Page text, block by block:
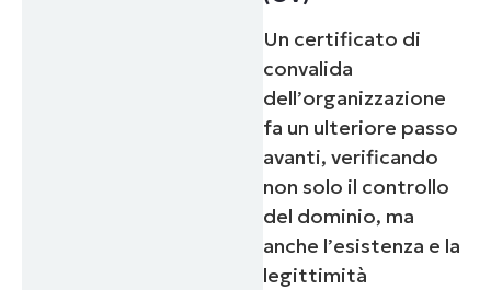
Un certificato di
convalida
dell’organizzazione
fa un ulteriore passo
avanti, verificando
non solo il controllo
del dominio, ma
anche l’esistenza e la
legittimità